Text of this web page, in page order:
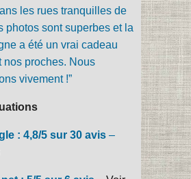
les rues tranquilles de
photos sont superbes et la
a été un vrai cadeau
nos proches. Nous
vivement !”
: 4,8/5 sur 30 avis –